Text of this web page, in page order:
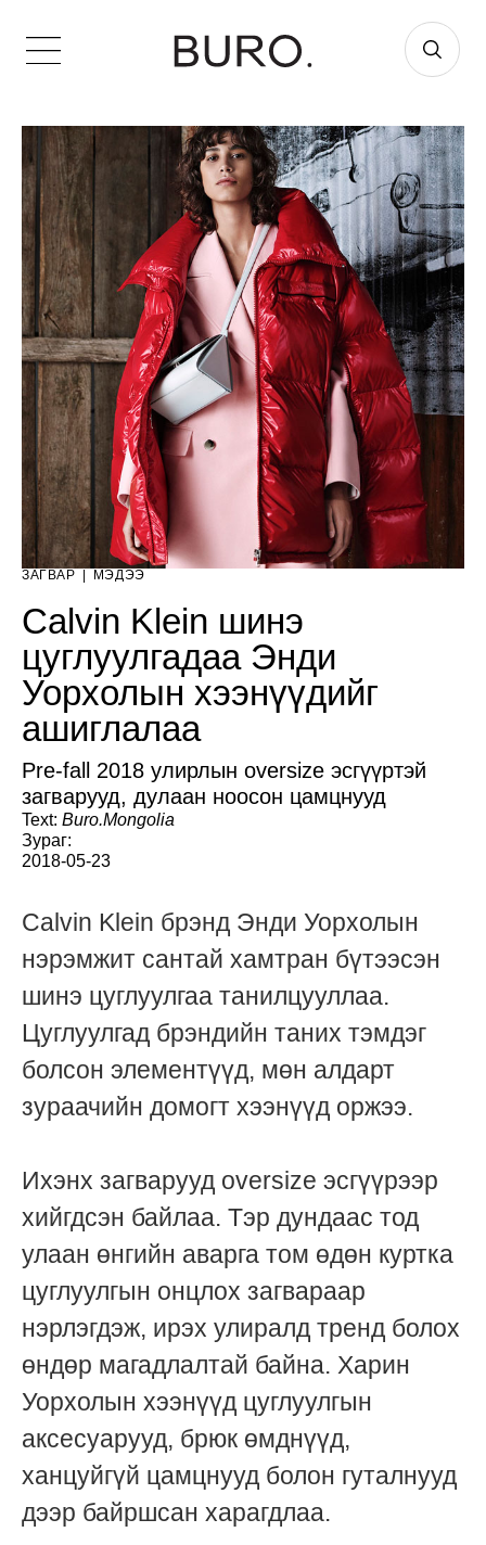
ЗАГВАР МЭДЭЭ
Calvin Klein шинэ
цуглуулгадаа Энди
Уорхолын хээнүүдийг
ашиглалаа
Pre-fall 2018 улирлын oversize эсгүүртэй
загварууд, дулаан ноосон цамцнууд
Text: Buro.Mongolia
Зураг:
2018-05-23
Calvin Klein брэнд Энди Уорхолын
нэрэмжит сантай хамтран бүтээсэн
шинэ цуглуулгаа танилцууллаа.
Цуглуулгад брэндийн таних тэмдэг
болсон элементүүд, мөн алдарт
зураачийн домогт хээнүүд оржээ.
Ихэнх загварууд oversize эсгүүрээр
хийгдсэн байлаа. Тэр дундаас тод
улаан өнгийн аварга том өдөн куртка
цуглуулгын онцлох загвараар
нэрлэгдэж, ирэх улиралд тренд болох
өндөр магадлалтай байна. Харин
Уорхолын хээнүүд цуглуулгын
аксесуарууд, брюк өмднүүд,
ханцуйгүй цамцнууд болон гуталнууд
дээр байршсан харагдлаа.